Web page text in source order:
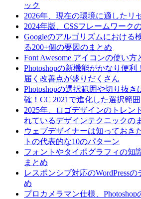
ック
2026年、現在の環境に適したリ
2024年版、CSSフレームワーク
Googleのアルゴリズムにおける
る200+個の要因のまとめ
Font Awesome アイコンの使い
Photoshopの新機能がかなり便
届く改善点が盛りだくさん
Photoshopの選択範囲や切り抜
確！CC 2021で進化した選択範
2025年、ロゴデザインのトレン
れているデザインテクニックの
ウェブデザイナーは知っておき
トの代表的な10のパターン
フォントやタイポグラフィの知
まとめ
レスポンシブ対応のWordPress
め
プロカメラマン仕様、